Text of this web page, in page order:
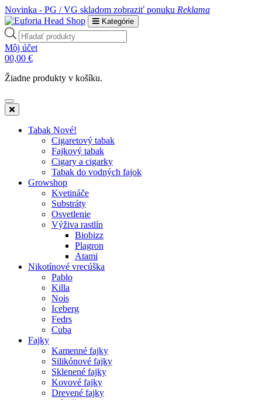
Novinka - PG / VG skladom zobraziť ponuku Reklama
Kategórie
Products
search
Môj účet
00,00 €
Žiadne produkty v košíku.
Tabak Nové!
Cigaretový tabak
Fajkový tabak
Cigary a cigarky
Tabak do vodných fajok
Growshop
Kvetináče
Substráty
Osvetlenie
Výživa rastlín
Biobizz
Plagron
Atami
Nikotínové vrecúška
Pablo
Killa
Nois
Iceberg
Fedrs
Cuba
Fajky
Kamenné fajky
Silikónové fajky
Sklenené fajky
Kovové fajky
Drevené fajky